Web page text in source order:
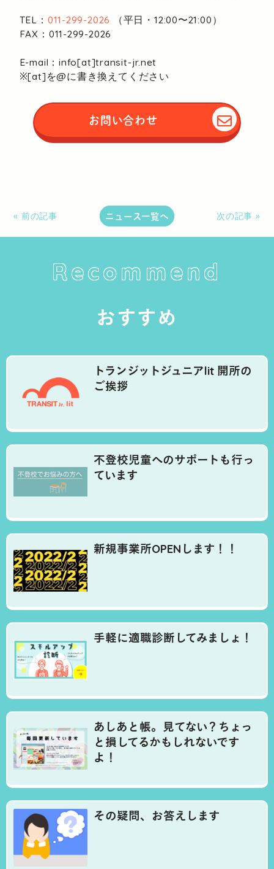
TEL： 011-299-2026
（平日・12:00〜21:00）
FAX：011-299-2026
E-mail：info[at]transit-jr.net
※[at]を@に書き換えてください
お問い合わせ
« 前の記事 ニュース一覧へ 次の記事 »
Recommend
おすすめ
トランジットジュニアlit 開所の
ご挨拶
不登校児童へのサポートも行っ
ています
新規事業所OPENします！！
手軽に適職診断してみましょ！
あしあと帳。見てない？ちょっ
と損してるかもしれないです
よ！
その疑問、お答えします